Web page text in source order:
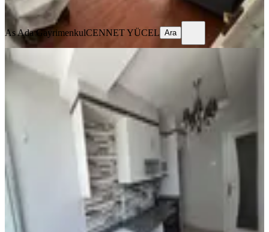
Ara
As Ada GayrimenkulCENNET YÜCEL Ara
YENİ
Mavi Bulvar Ceylan Market Civarı
Masrafsız Daire
Seyhan, Yeşilyurt Mahallesi
3+1 ·145 m² 2. Kat· 03.08.2026
23.000 ₺
FİNAL GAYRİMENKULHULUSİ BAŞDAN
Ara